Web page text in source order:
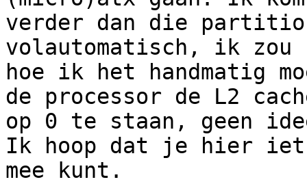
verder dan die
volautomatisch, ik zou
hoe ik het handmatig
de processor de L2
op 0 te staan, geen
Ik hoop dat je hier
mee kunt.